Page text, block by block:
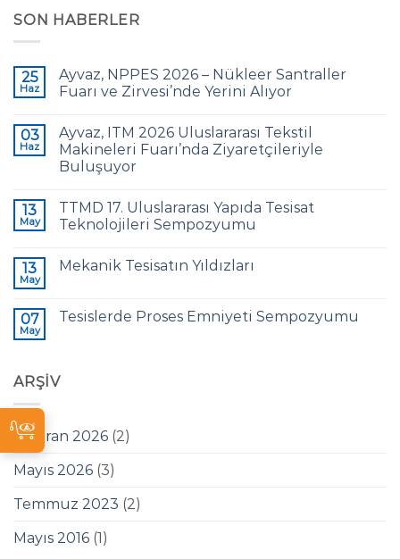
SON HABERLER
25
Haz
Ayvaz, NPPES 2026 – Nükleer Santraller
Fuarı ve Zirvesi’nde Yerini Alıyor
03
Haz
Ayvaz, ITM 2026 Uluslararası Tekstil
Makineleri Fuarı’nda Ziyaretçileriyle
Buluşuyor
13
May
TTMD 17. Uluslararası Yapıda Tesisat
Teknolojileri Sempozyumu
13
May
Mekanik Tesisatın Yıldızları
07
May
Tesislerde Proses Emniyeti Sempozyumu
ARŞİV
Haziran 2026 (2)
Mayıs 2026 (3)
Temmuz 2023 (2)
Mayıs 2016 (1)